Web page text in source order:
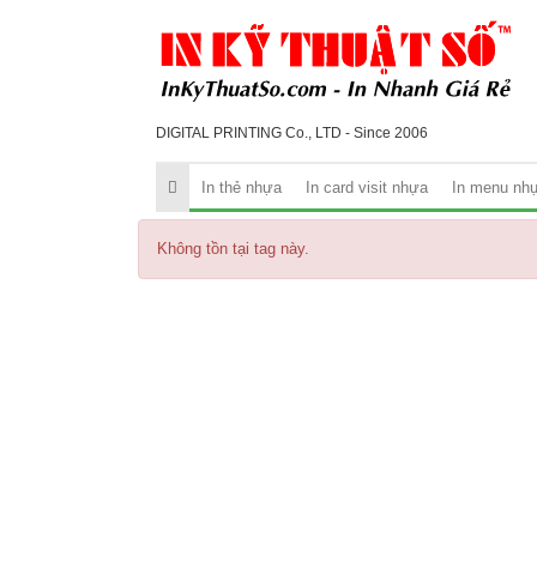
DIGITAL PRINTING Co., LTD - Since 2006
In thẻ nhựa In card visit nhựa In menu
Không tồn tại tag này.